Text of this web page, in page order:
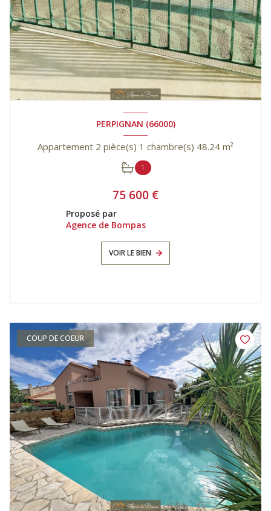
PERPIGNAN (66000)
Appartement 2 pièce(s) 1 chambre(s) 48.24 m²
1
75 600 €
Proposé par
Agence de Bompas
VOIR LE BIEN
COUP DE COEUR